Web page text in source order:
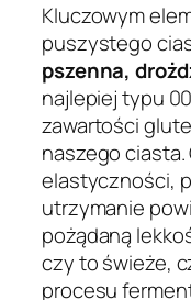
Kluczowym
puszystego
pszenna,
najlepiej typu
zawartości
naszego
elastyczności,
utrzymanie
pożądaną
czy to świeże,
procesu